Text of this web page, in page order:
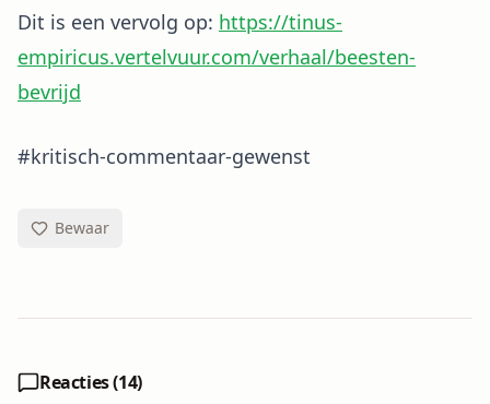
Dit is een vervolg op: https://tinus-
empiricus.vertelvuur.com/verhaal/beesten-
bevrijd
#kritisch-commentaar-gewenst
Bewaar
Reacties (14)